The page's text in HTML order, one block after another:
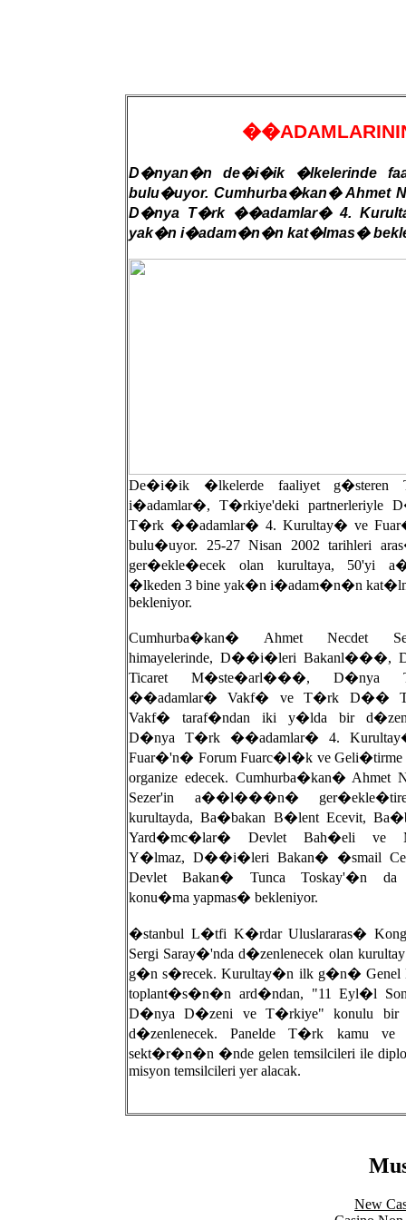
D�nyan�n de�i�ik �lkelerinde
bulu�uyor. Cumhurba�kan� Ahmet
D�nya T�rk ��adamlar� 4.
yak�n i�adam�n�n kat�lmas�
De�i�ik �lkelerde faaliyet g�steren
i�adamlar�, T�rkiye'deki partnerleriyle
T�rk ��adamlar� 4. Kurultay� ve
bulu�uyor. 25-27 Nisan 2002 tarihleri
ger�ekle�ecek olan kurultaya, 50'yi
�lkeden 3 bine yak�n i�adam�n�n
bekleniyor.
Cumhurba�kan� Ahmet Necdet
himayelerinde, D��i�leri Bakanl���,
Ticaret M�ste�arl���, D�nya
��adamlar� Vakf� ve T�rk D��
Vakf� taraf�ndan iki y�lda bir
D�nya T�rk ��adamlar� 4.
Fuar�'n� Forum Fuarc�l�k ve
organize edecek. Cumhurba�kan� Ahmet
Sezer'in a��l���n�
kurultayda, Ba�bakan B�lent Ecevit,
Yard�mc�lar� Devlet Bah�eli ve
Y�lmaz, D��i�leri Bakan� �smail
Devlet Bakan� Tunca Toskay'�n da
konu�ma yapmas� bekleniyor.
�stanbul L�tfi K�rdar Uluslararas�
Sergi Saray�'nda d�zenlenecek olan
g�n s�recek. Kurultay�n ilk g�n� Genel
toplant�s�n�n ard�ndan, "11 Eyl�l
D�nya D�zeni ve T�rkiye" konulu bir
d�zenlenecek. Panelde T�rk kamu
sekt�r�n�n �nde gelen temsilcileri ile
misyon temsilcileri yer alacak.
New